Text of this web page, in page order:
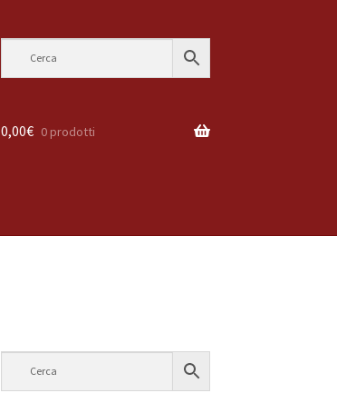
0,00€ 0 prodotti